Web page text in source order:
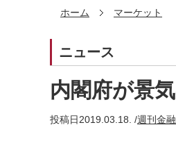
ホーム マーケット
ニュース
内閣府が景
投稿日2019.03.18. /週刊金